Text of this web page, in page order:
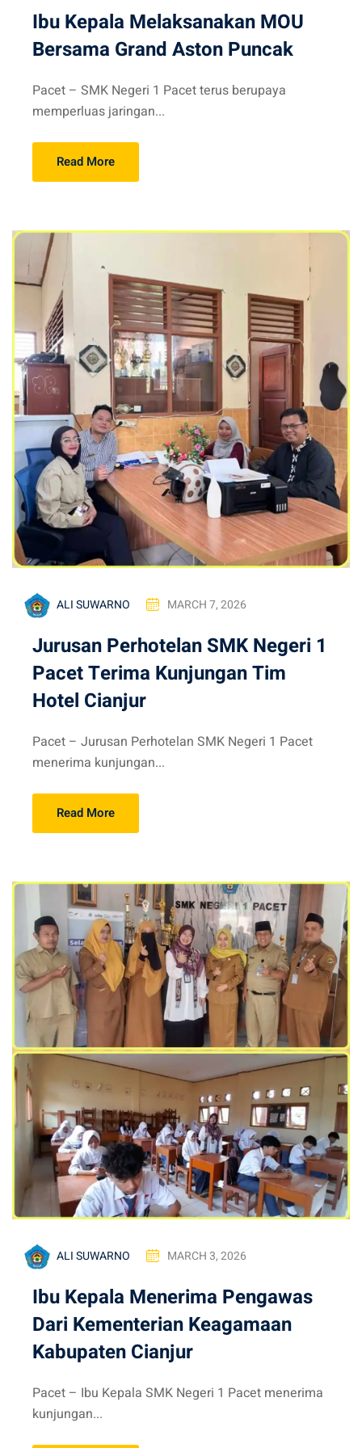
Ibu Kepala Melaksanakan MOU
Bersama Grand Aston Puncak
Pacet – SMK Negeri 1 Pacet terus berupaya
memperluas jaringan...
Read More
ALI SUWARNO MARCH 7, 2026
Jurusan Perhotelan SMK Negeri 1
Pacet Terima Kunjungan Tim
Hotel Cianjur
Pacet – Jurusan Perhotelan SMK Negeri 1 Pacet
menerima kunjungan...
Read More
ALI SUWARNO MARCH 3, 2026
Ibu Kepala Menerima Pengawas
Dari Kementerian Keagamaan
Kabupaten Cianjur
Pacet – Ibu Kepala SMK Negeri 1 Pacet menerima
kunjungan...